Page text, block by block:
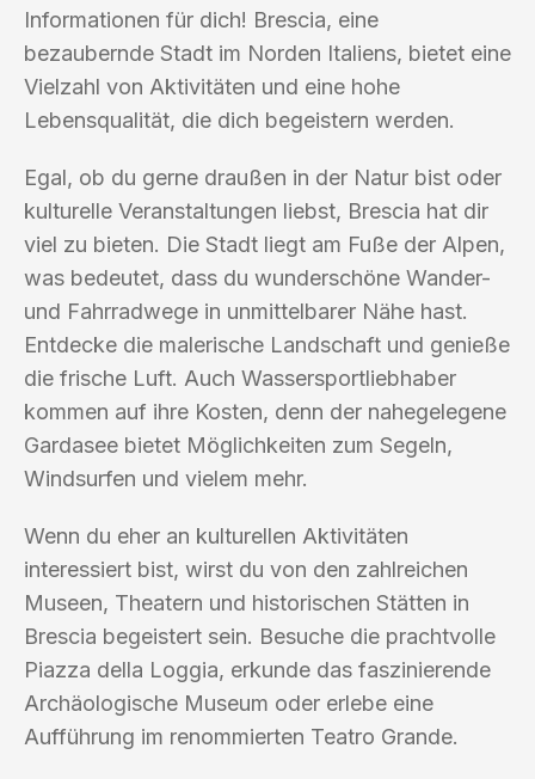
Informationen für dich! Brescia, eine
bezaubernde Stadt im Norden Italiens, bietet eine
Vielzahl von Aktivitäten und eine hohe
Lebensqualität, die dich begeistern werden.
Egal, ob du gerne draußen in der Natur bist oder
kulturelle Veranstaltungen liebst, Brescia hat dir
viel zu bieten. Die Stadt liegt am Fuße der Alpen,
was bedeutet, dass du wunderschöne Wander-
und Fahrradwege in unmittelbarer Nähe hast.
Entdecke die malerische Landschaft und genieße
die frische Luft. Auch Wassersportliebhaber
kommen auf ihre Kosten, denn der nahegelegene
Gardasee bietet Möglichkeiten zum Segeln,
Windsurfen und vielem mehr.
Wenn du eher an kulturellen Aktivitäten
interessiert bist, wirst du von den zahlreichen
Museen, Theatern und historischen Stätten in
Brescia begeistert sein. Besuche die prachtvolle
Piazza della Loggia, erkunde das faszinierende
Archäologische Museum oder erlebe eine
Aufführung im renommierten Teatro Grande.